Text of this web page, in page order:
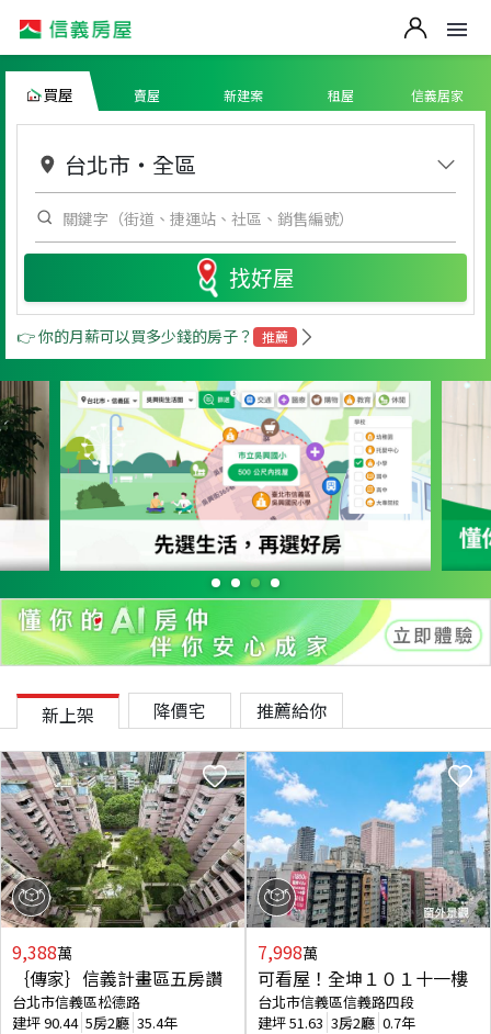
買屋 賣屋 新建案 租屋 信義居家
台北市 ・ 全區
找好屋
👉 你的月薪可以買多少錢的房子？ 推薦
新上架 降價宅 推薦給你
9,388萬
｛傳家｝信義計畫區五房讚
台北市信義區松德路
建坪90.44 5房2廳 35.4年
7,998萬
可看屋！全坤１０１十一樓
台北市信義區信義路四段
建坪51.63 3房2廳 0.7年